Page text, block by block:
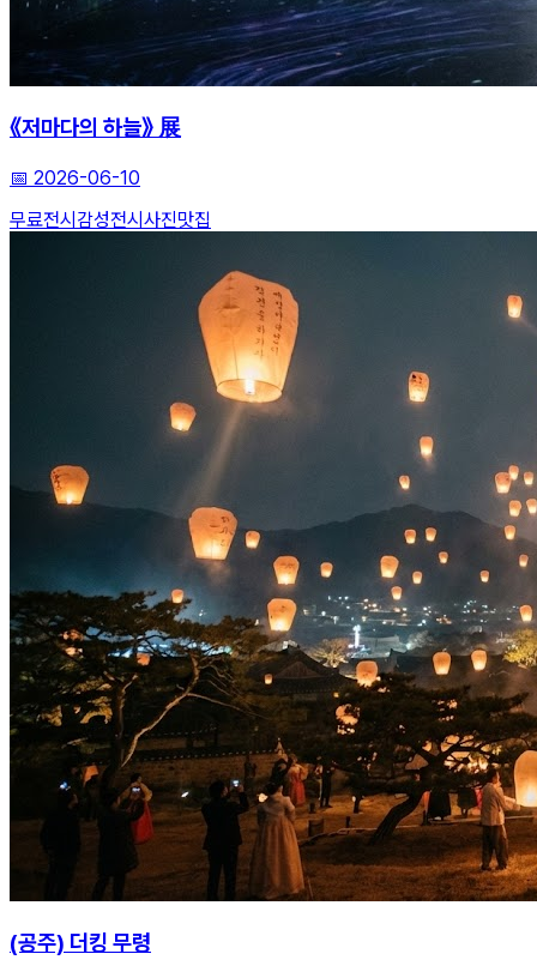
《저마다의 하늘》 展
📅 2026-06-10
무료전시 감성전시 사진맛집
(공주) 더킹 무령